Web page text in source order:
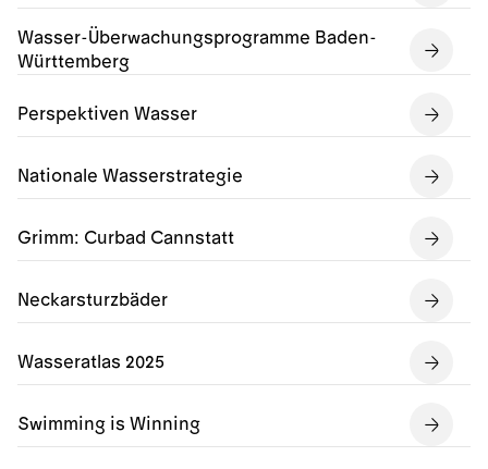
Wasser-Überwachungsprogramme Baden-
Württemberg
Perspektiven Wasser
Nationale Wasserstrategie
Grimm: Curbad Cannstatt
Neckarsturzbäder
Wasseratlas 2025
Swimming is Winning